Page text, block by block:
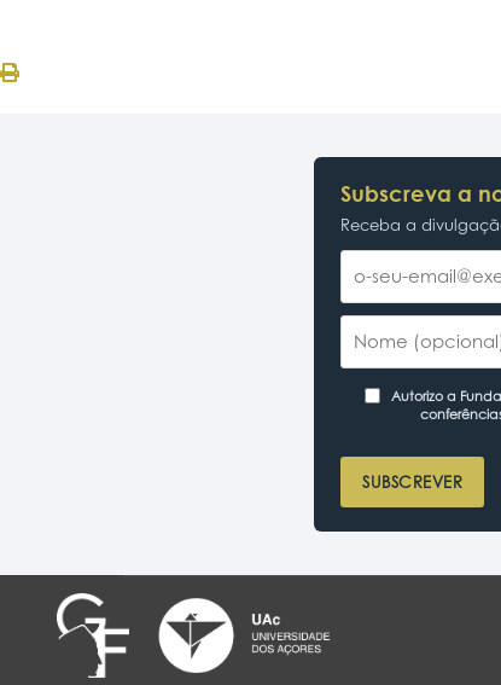
Subscreva a
Receba a
Autorizo a
SUBSCREVER